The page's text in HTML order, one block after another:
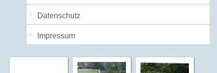
Datenschutz
Impressum